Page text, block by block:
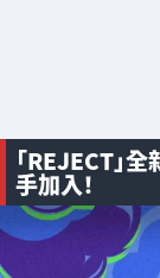
「REJECT」
手加入！